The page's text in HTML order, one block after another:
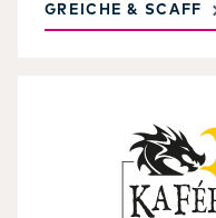
GREICHE & SCAFF